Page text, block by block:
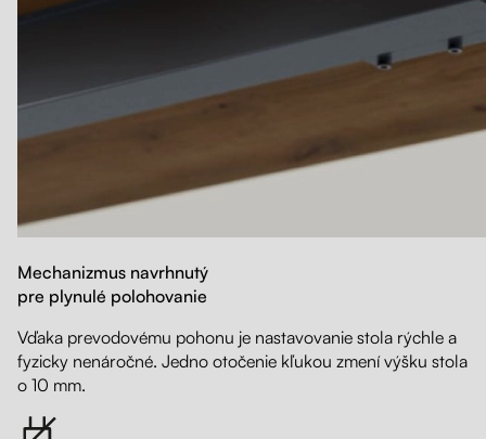
Mechanizmus navrhnutý
pre plynulé polohovanie
Vďaka prevodovému pohonu je nastavovanie stola rýchle a
fyzicky nenáročné. Jedno otočenie kľukou zmení výšku stola
o 10 mm.